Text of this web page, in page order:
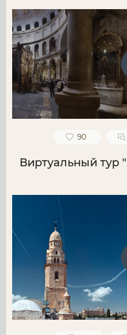
90
Виртуальный тур